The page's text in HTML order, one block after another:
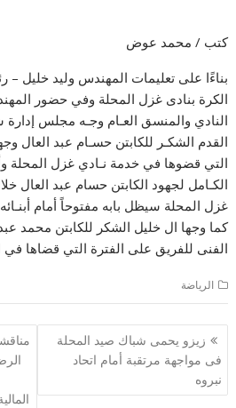
كتب / محمد عوض
بناءًا على تعليمات المهندس وليد خليل
الكرة بنادى غزل المحلة وفي حضور
النادي والمنسق العـام وجـه مجلس
القدم الشكـر للكابتن حسـام عبد العال
التي قضوها في خدمة نـادي غزل المحلة
الكـامل لجهود الكابتن حسام عبد العال
غزل المحلة سيظل بابه مفتوحاً أمام
كما وجها ال خليل الشكر للكابتن محمد
الفنى للفريق على الفترة التي قضاها في
الرياضة
تصفّح
المقالات
زيزو يحمى شباك صيد المحلة
فى مواجهة مرتقبة أمام اتحاد
نبروه